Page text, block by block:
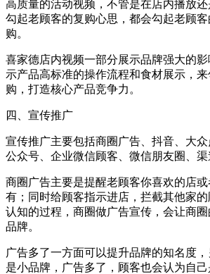
高质量的活动视频，不管是在店内播放
勾起老顾客的复购心思，都会勾起老顾
购。
喜家德店内视频一部分展示品牌强大的
示产品高标准的操作流程和食材展示，
购，打造核心产品竞争力。
四、宣传推广
宣传推广主要包括商圈广告、抖音、大
公众号、企业微信顾客、微信朋友圈、渠
商圈广告主要是提醒老顾客你喜欢的店
有；同时给顾客指示进店，拦截其他家
认知的过程，商圈做广告宣传，会让商
品牌。
广告多了一方面可以提升品牌的知名度
是小品牌，广告多了，顾客也会认为自己